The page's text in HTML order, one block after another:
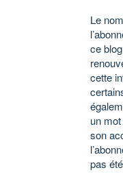
Le
ce
cette
un
son
pas